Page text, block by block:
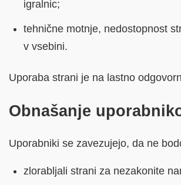
igralnic;
tehnične motnje, nedostopnost
v vsebini.
Uporaba strani je na lastno
Obnašanje
Uporabniki se zavezujejo, da ne
zlorabljali strani za nezakonite